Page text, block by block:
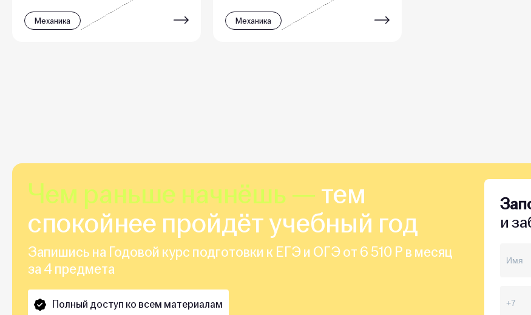
Механика Механика
Чем раньше начнёшь — тем
спокойнее пройдёт учебный год
Запишись на Годовой курс подготовки к ЕГЭ и ОГЭ от 6 510 Р в месяц
за 4 предмета
Полный доступ ко всем материалам
и